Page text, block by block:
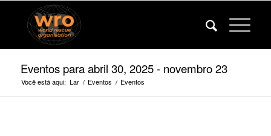
Eventos para abril 30, 2025 - novembro 23
Você está aqui: Lar / Eventos / Eventos